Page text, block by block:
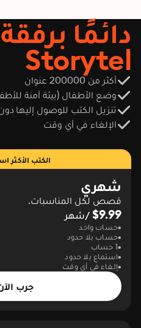
on test
day."
دائمًا برفقة
Storytel
أكثر من 200000 عنوان
وضع الأطفال (بيئة آمنة
تنزيل الكتب للوصول إليها
الإلغاء في أي وقت
الكتب الأكثر
شهري
قصص لكل المناسبات.
$9.99 /شهر
حساب واحد
حساب بلا حدود
1 حساب
استماع بلا حدود
إلغاء في أي وقت
جرب